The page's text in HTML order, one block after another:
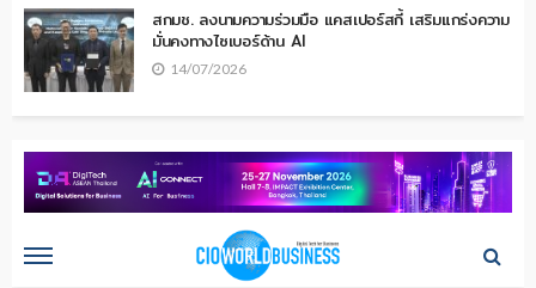
สกมช. ลงนามความร่วมมือ แคสเปอร์สกี้ เสริมแกร่งความ
มั่นคงทางไซเบอร์ด้าน AI
14/07/2026